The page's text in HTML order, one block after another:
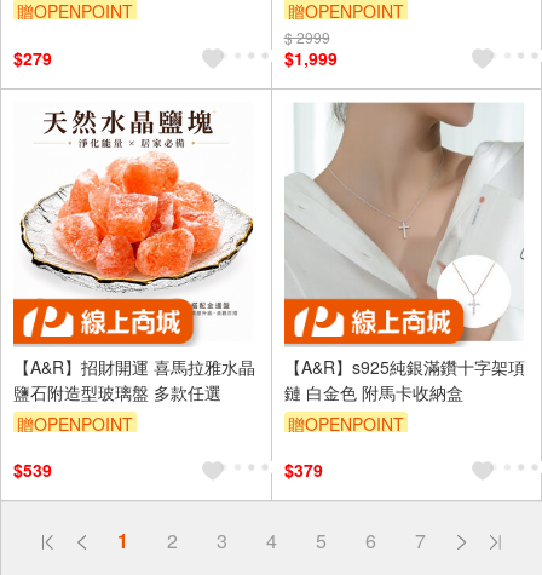
贈OPENPOINT
$279
贈OPENPOINT
訂單滿999享95折
$ 2999
$1,999
【A&R】招財開運 喜馬拉雅水晶
鹽石附造型玻璃盤 多款任選
贈OPENPOINT
$539
【A&R】s925純銀滿鑽十字架項
鏈 白金色 附馬卡收納盒
贈OPENPOINT
$379
1 2 3 4 5 6 7
偏遠地區配送